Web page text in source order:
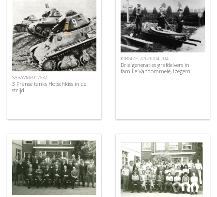
SARAVMF017632
3 Franse tanks Hotschkiss in de
strijd
KIBGIZE_20121004_004
Drie generaties grafdelvers in
familie Vandommele, Izegem